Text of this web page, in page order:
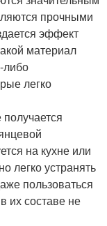
прочными
эффект
материал
либо
легко
на кухне или
легко устранять
пользоваться
их составе не